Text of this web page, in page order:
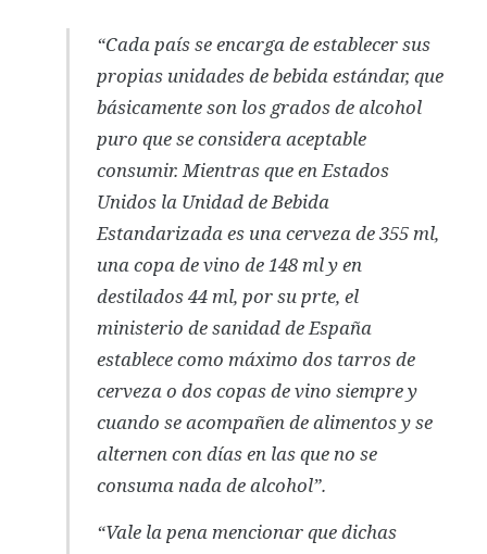
“Cada país se encarga de establecer sus
propias unidades de bebida estándar, que
básicamente son los grados de alcohol
puro que se considera aceptable
consumir. Mientras que en Estados
Unidos la Unidad de Bebida
Estandarizada es una cerveza de 355 ml,
una copa de vino de 148 ml y en
destilados 44 ml, por su prte, el
ministerio de sanidad de España
establece como máximo dos tarros de
cerveza o dos copas de vino siempre y
cuando se acompañen de alimentos y se
alternen con días en las que no se
consuma nada de alcohol”.
“Vale la pena mencionar que dichas